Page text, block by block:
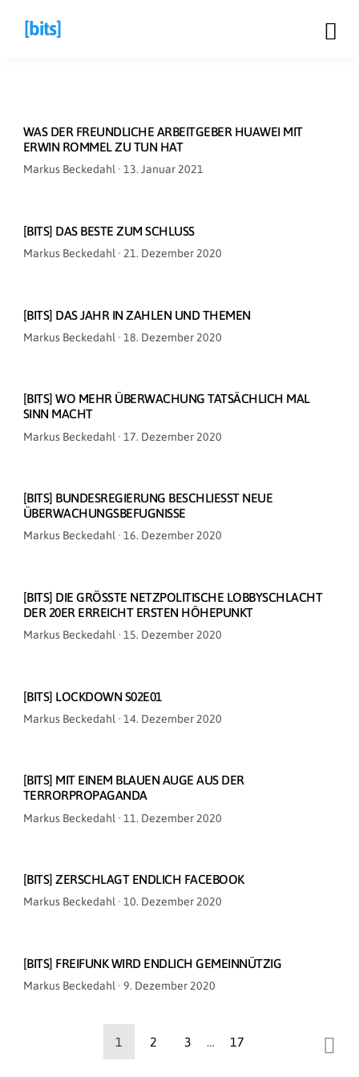
[bits]
WAS DER FREUNDLICHE ARBEITGEBER HUAWEI MIT
ERWIN ROMMEL ZU TUN HAT
Markus Beckedahl · Veröffentlicht
13. Januar 2021
[BITS] DAS BESTE ZUM SCHLUSS
Markus Beckedahl · Veröffentlicht
21. Dezember 2020
[BITS] DAS JAHR IN ZAHLEN UND THEMEN
Markus Beckedahl · Veröffentlicht
18. Dezember 2020
[BITS] WO MEHR ÜBERWACHUNG TATSÄCHLICH MAL
SINN MACHT
Markus Beckedahl · Veröffentlicht
17. Dezember 2020
[BITS] BUNDESREGIERUNG BESCHLIESST NEUE Ü
BERWACHUNGSBEFUGNISSE
Markus Beckedahl · Veröffentlicht
16. Dezember 2020
[BITS] DIE GRÖSSTE NETZPOLITISCHE LOBBYSCHLACHT D
ER 20ER ERREICHT ERSTEN HÖHEPUNKT
Markus Beckedahl · Veröffentlicht
15. Dezember 2020
[BITS] LOCKDOWN S02E01
Markus Beckedahl · Veröffentlicht
14. Dezember 2020
[BITS] MIT EINEM BLAUEN AUGE AUS DER
TERRORPROPAGANDA
Markus Beckedahl · Veröffentlicht
11. Dezember 2020
[BITS] ZERSCHLAGT ENDLICH FACEBOOK
Markus Beckedahl · Veröffentlicht
10. Dezember 2020
[BITS] FREIFUNK WIRD ENDLICH GEMEINNÜTZIG
Markus Beckedahl · Veröffentlicht
9. Dezember 2020
1 2 3 … 17